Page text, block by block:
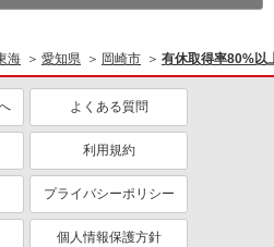
海 愛知県 岡崎市 有休取得率80%以
よくある質問
利用規約
プライバシーポリシー
個人情報保護方針